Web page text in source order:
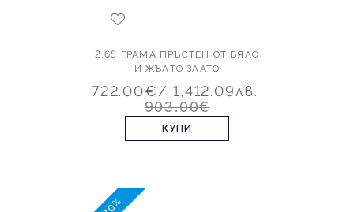
2.65 ГРАМА ПРЪСТЕН ОТ БЯЛО
И ЖЪЛТО ЗЛАТО
722.00€/ 1,412.09лв.
903.00€
КУПИ